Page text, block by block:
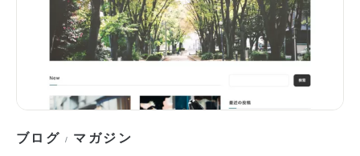
ブログ / マガジン